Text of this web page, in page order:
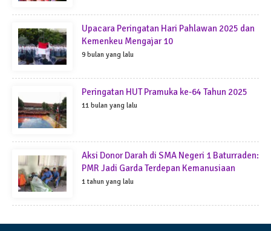
Upacara Peringatan Hari Pahlawan 2025 dan
Kemenkeu Mengajar 10
9 bulan yang lalu
Peringatan HUT Pramuka ke-64 Tahun 2025
11 bulan yang lalu
Aksi Donor Darah di SMA Negeri 1 Baturraden:
PMR Jadi Garda Terdepan Kemanusiaan
1 tahun yang lalu